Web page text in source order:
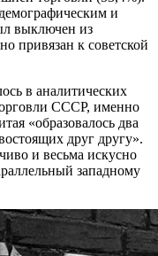
и
выключен из
привязан к советской
в аналитических
СССР, именно
«образовалось два
друг другу».
и весьма искусно
западному